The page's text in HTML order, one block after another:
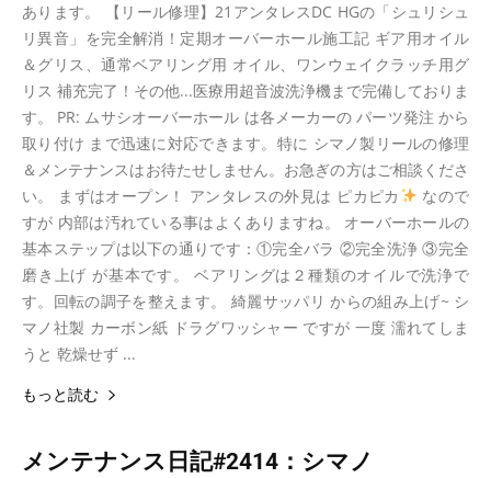
あります。 【リール修理】21アンタレスDC HGの「シュリシュ
リ異音」を完全解消！定期オーバーホール施工記 ギア用オイル
＆グリス、通常ベアリング用 オイル、ワンウェイクラッチ用グ
リス 補充完了！その他...医療用超音波洗浄機まで完備しておりま
す。 PR: ムサシオーバーホール は各メーカーの パーツ発注 から
取り付け まで迅速に対応できます。特に シマノ製リールの修理
＆メンテナンスはお待たせしません。お急ぎの方はご相談くださ
い。 まずはオープン！ アンタレスの外見は ピカピカ
なので
すが 内部は汚れている事はよくありますね。 オーバーホールの
基本ステップは以下の通りです：①完全バラ ②完全洗浄 ③完全
磨き上げ が基本です。 ベアリングは２種類のオイルで洗浄で
す。回転の調子を整えます。 綺麗サッパリ からの組み上げ~ シ
マノ社製 カーボン紙 ドラグワッシャー ですが 一度 濡れてしま
うと 乾燥せず ...
もっと読む
メンテナンス日記#2414：シマノ